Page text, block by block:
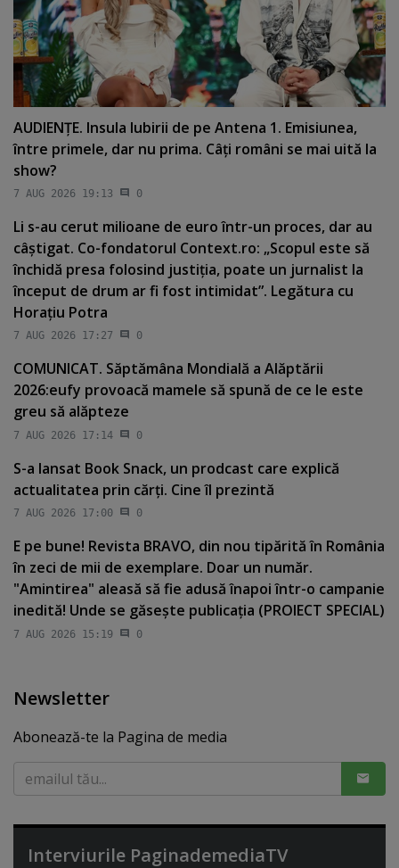
AUDIENŢE. Insula Iubirii de pe Antena 1. Emisiunea,
între primele, dar nu prima. Câţi români se mai uită la
show?
7 AUG 2026 19:13 0
Li s-au cerut milioane de euro într-un proces, dar au
câştigat. Co-fondatorul Context.ro: „Scopul este să
închidă presa folosind justiţia, poate un jurnalist la
început de drum ar fi fost intimidat”. Legătura cu
Horaţiu Potra
7 AUG 2026 17:27 0
COMUNICAT. Săptămâna Mondială a Alăptării
2026:eufy provoacă mamele să spună de ce le este
greu să alăpteze
7 AUG 2026 17:14 0
S-a lansat Book Snack, un prodcast care explică
actualitatea prin cărţi. Cine îl prezintă
7 AUG 2026 17:00 0
E pe bune! Revista BRAVO, din nou tipărită în România
în zeci de mii de exemplare. Doar un număr.
"Amintirea" aleasă să fie adusă înapoi într-o campanie
inedită! Unde se găseşte publicaţia (PROIECT SPECIAL)
7 AUG 2026 15:19 0
Newsletter
Abonează-te la Pagina de media
Interviurile PaginademediaTV